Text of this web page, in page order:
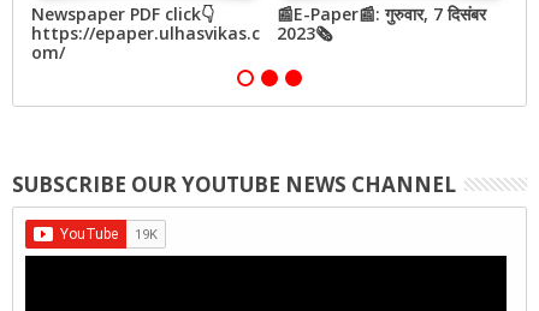
Newspaper PDF click👇
https://epaper.ulhasvikas.c
om/
📰E-Paper📰: गुरुवार, 7 दिसंबर
2023🗞
SUBSCRIBE OUR YOUTUBE NEWS CHANNEL